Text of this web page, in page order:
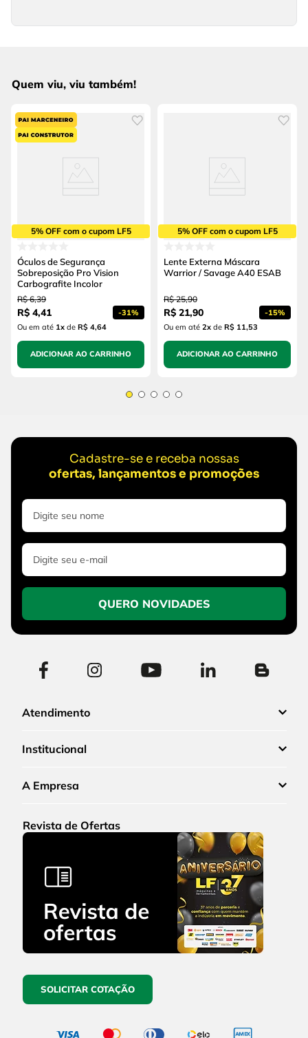
Quem viu, viu também!
5% OFF com o cupom LF5
Óculos de Segurança
Sobreposição Pro Vision
Carbografite Incolor
R$ 6,39
R$ 4,41 -31%
Ou em até 1x de R$ 4,64
ADICIONAR AO CARRINHO
5% OFF com o cupom LF5
Lente Externa Máscara
Warrior / Savage A40 ESAB
R$ 25,90
R$ 21,90 -15%
Ou em até 2x de R$ 11,53
ADICIONAR AO CARRINHO
Cadastre-se e receba nossas
ofertas, lançamentos e promoções
QUERO NOVIDADES
Atendimento
Institucional
A Empresa
Revista de Ofertas
SOLICITAR COTAÇÃO